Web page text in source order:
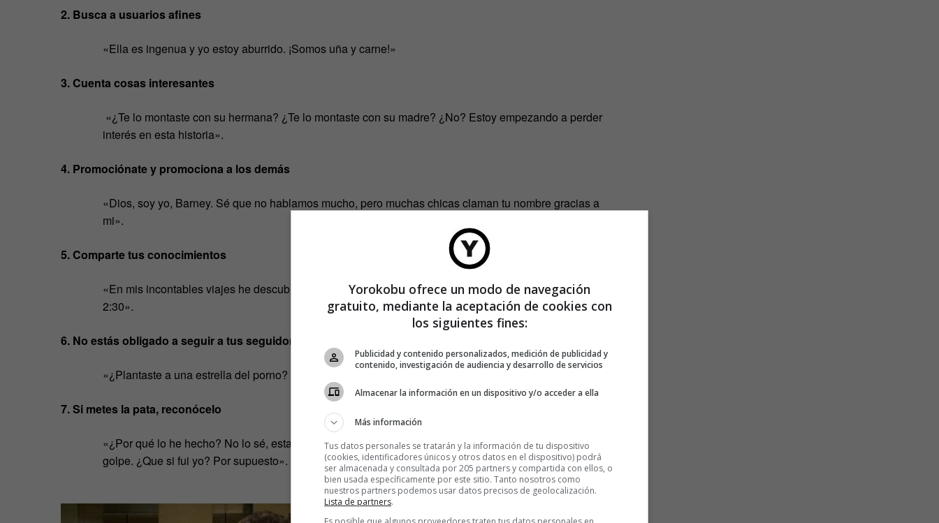
2. Busca a usuarios afines
«Ella es ingenua y yo estoy aburrido. ¡Somos uña y carne!»
3. Cuenta cosas interesantes
«¿Te lo montaste con su hermana? ¿Te lo montaste con su madre? ¿No? Estoy empezando a perder
interés en esta historia».
4. Promociónate y promociona a los demás
«Dios, soy yo, Barney. Sé que no hablamos mucho, pero muchas chicas claman tu nombre gracias a
mi».
5. Comparte tus conocimientos
«En mis incontables viajes he descubierto que las mejores cosas de la vida ocurren después de las
2:30».
6. No estás obligado a seguir a tus seguidores
«¿Plantaste a una estrella del porno? ¡Se acabó nuestra amistad!»
7. Si metes la pata, reconócelo
«¿Por qué lo he hecho? No lo sé, esta batalla es tan antigua que ya no recuerdo quien dio el primer
golpe. ¿Que si fui yo? Por supuesto».
Yorokobu ofrece un modo de navegación
gratuito, mediante la aceptación de cookies con
los siguientes fines:
Publicidad y contenido personalizados, medición de publicidad y
contenido, investigación de audiencia y desarrollo de servicios
Almacenar la información en un dispositivo y/o acceder a ella
Más información
Tus datos personales se tratarán y la información de tu dispositivo
(cookies, identificadores únicos y otros datos en el dispositivo) podrá
ser almacenada y consultada por 205 partners y compartida con ellos, o
bien usada específicamente por este sitio. Tanto nosotros como
nuestros partners podemos usar datos precisos de geolocalización.
Lista de partners.